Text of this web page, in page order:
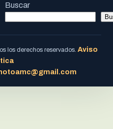
Buscar
los derechos reservados. Aviso